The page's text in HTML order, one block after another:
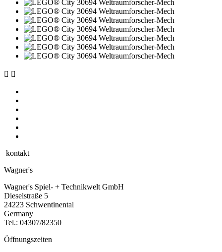
 
kontakt
Wagner's
Wagner's Spiel- + Technikwelt GmbH
Dieselstraße 5
24223 Schwentinental
Germany
Tel.: 04307/82350
Öffnungszeiten